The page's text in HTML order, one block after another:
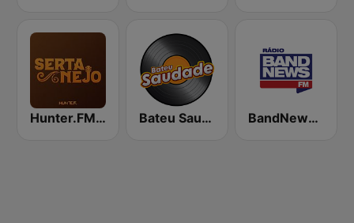
Hunter.FM - Sertanejo Bateu Saudade FM Rádio Flashback BandNews FM - 96.9 SP